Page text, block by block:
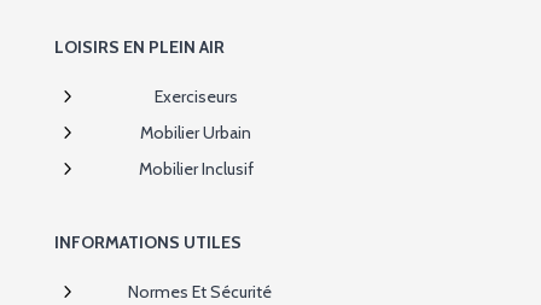
LOISIRS EN PLEIN AIR
5 Exerciseurs
5 Mobilier Urbain
5 Mobilier Inclusif
INFORMATIONS UTILES
5 Normes Et Sécurité